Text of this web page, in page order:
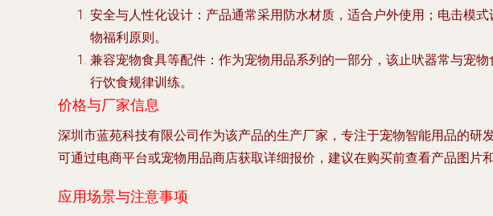
安全与人性化设计 ：产品通常采用防水材质，适合户外使用；电击模
物福利原则。
兼容宠物食具等配件 ：作为宠物用品系列的一部分，该止吠器常与宠
行饮食规律训练。
价格与厂家信息
深圳市蓝苑科技有限公司作为该产品的生产厂家，专注于宠物智能用品的
可通过电商平台或宠物用品商店获取详细报价，建议在购买前查看产品图片
应用场景与注意事项